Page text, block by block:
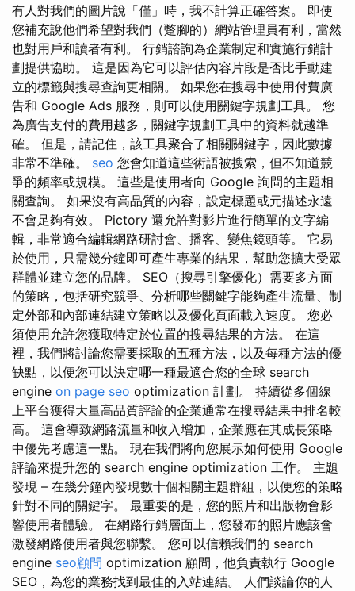
有人對我們的圖片說「僅」時，我不計算正確答案。 即使
您補充說他們希望對我們（蹩腳的）網站管理員有利，當然
也對用戶和讀者有利。 行銷諮詢為企業制定和實施行銷計
劃提供協助。 這是因為它可以評估內容片段是否比手動建
立的標籤與搜尋查詢更相關。 如果您在搜尋中使用付費廣
告和 Google Ads 服務，則可以使用關鍵字規劃工具。 您
為廣告支付的費用越多，關鍵字規劃工具中的資料就越準
確。 但是，請記住，該工具聚合了相關關鍵字，因此數據
非常不準確。 seo 您會知道這些術語被搜索，但不知道競
爭的頻率或規模。 這些是使用者向 Google 詢問的主題相
關查詢。 如果沒有高品質的內容，設定標題或元描述永遠
不會足夠有效。 Pictory 還允許對影片進行簡單的文字編
輯，非常適合編輯網路研討會、播客、變焦鏡頭等。 它易
於使用，只需幾分鐘即可產生專業的結果，幫助您擴大受眾
群體並建立您的品牌。 SEO（搜尋引擎優化）需要多方面
的策略，包括研究競爭、分析哪些關鍵字能夠產生流量、制
定外部和內部連結建立策略以及優化頁面載入速度。 您必
須使用允許您獲取特定於位置的搜尋結果的方法。 在這
裡，我們將討論您需要採取的五種方法，以及每種方法的優
缺點，以便您可以決定哪一種最適合您的全球 search
engine on page seo optimization 計劃。 持續從多個線
上平台獲得大量高品質評論的企業通常在搜尋結果中排名較
高。 這會導致網路流量和收入增加，企業應在其成長策略
中優先考慮這一點。 現在我們將向您展示如何使用 Google
評論來提升您的 search engine optimization 工作。 主題
發現 – 在幾分鐘內發現數十個相關主題群組，以便您的策略
針對不同的關鍵字。 最重要的是，您的照片和出版物會影
響使用者體驗。 在網路行銷層面上，您發布的照片​​應該會
激發網路使用者與您聯繫。 您可以信賴我們的 search
engine seo顧問 optimization 顧問，他負責執行 Google
SEO，為您的業務找到最佳的入站連結。 人們談論你的人